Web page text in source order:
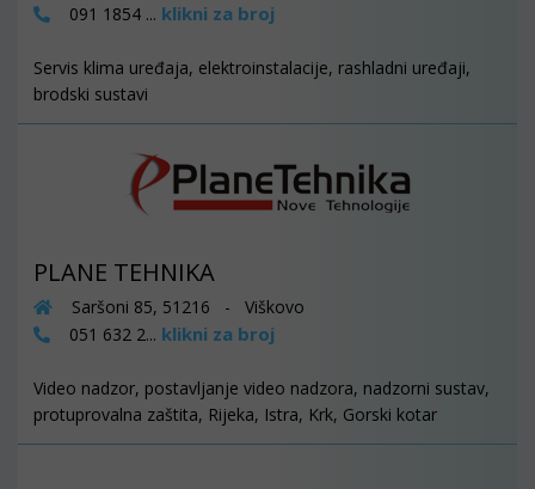
091 1854 ... klikni za broj
Servis klima uređaja, elektroinstalacije, rashladni uređaji,
brodski sustavi
PLANE TEHNIKA
Saršoni 85, 51216 - Viškovo
051 632 2... klikni za broj
Video nadzor, postavljanje video nadzora, nadzorni sustav,
protuprovalna zaštita, Rijeka, Istra, Krk, Gorski kotar